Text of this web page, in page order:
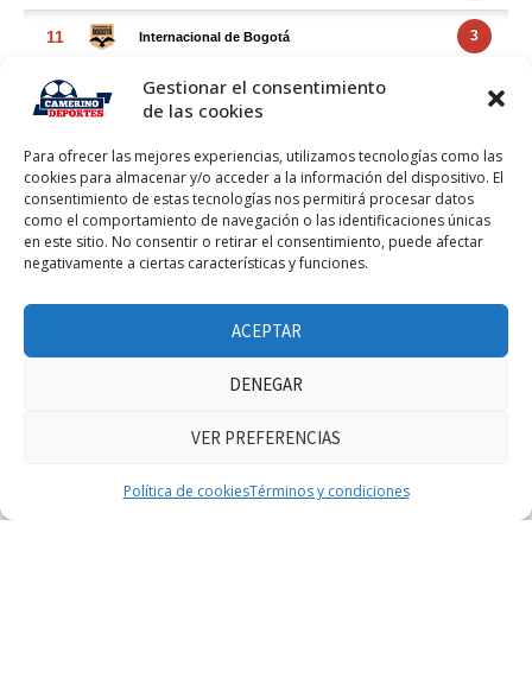
Gestionar el consentimiento
de las cookies
Para ofrecer las mejores experiencias, utilizamos tecnologías como las
cookies para almacenar y/o acceder a la información del dispositivo. El
consentimiento de estas tecnologías nos permitirá procesar datos
como el comportamiento de navegación o las identificaciones únicas
en este sitio. No consentir o retirar el consentimiento, puede afectar
negativamente a ciertas características y funciones.
ACEPTAR
DENEGAR
VER PREFERENCIAS
Política de cookiesTérminos y condiciones
FACEBOOK FEED
Facebook Feed
habilitar este contenido